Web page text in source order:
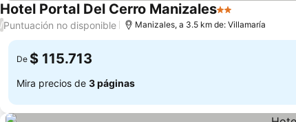
Hotel Portal Del Cerro Manizales2 Estrellas
/Puntuación no disponible Manizales, a 3.5 km de: Villamaría
De $ 115.713
Mira precios de 3 páginas